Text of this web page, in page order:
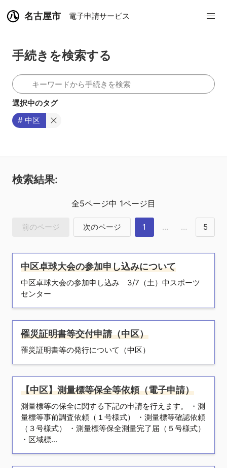
名古屋市 電子申請サービス
手続きを検索する
選択中のタグ
# 中区
検索結果:
全5ページ中 1ページ目
前のページ 次のページ 1 … … 5
中区卓球大会の参加申し込みについて
中区卓球大会の参加申し込み 3/7（土）中スポーツ
センター
罹災証明書等交付申請（中区）
罹災証明書等の発行について（中区）
【中区】測量標等保全等依頼（電子申請）
測量標等の保全に関する下記の申請を行えます。 ・測
量標等事前調査依頼（１号様式） ・測量標等確認依頼
（３号様式） ・測量標等保全測量完了届（５号様式）
・区域標...